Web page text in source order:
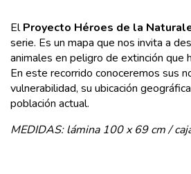
ElProyecto Héroes de la
serie. Es un mapa que nos invita a
animales en peligro de extinción que
En este recorrido conoceremos sus
vulnerabilidad, su ubicación
población actual.
MEDIDAS:lámina 100 x 69 cm /